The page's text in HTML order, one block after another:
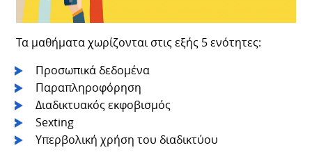
Τα μαθήματα χωρίζονται στις εξής 5 ενότητες:
Προσωπικά δεδομένα
Παραπληροφόρηση
Διαδικτυακός εκφοβισμός
Sexting
Υπερβολική χρήση του διαδικτύου